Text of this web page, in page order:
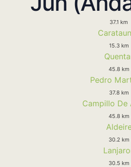
37.1 km
15.3 km
45.8 km
Pedro
37.8 km
Campillo De
45.8 km
30.2 km
30.5 km